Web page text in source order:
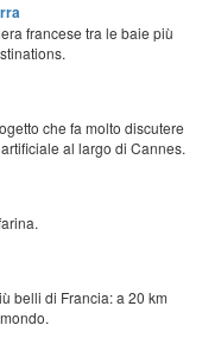
francese tra le baie più
che fa molto discutere
al largo di Cannes.
belli di Francia: a 20 km